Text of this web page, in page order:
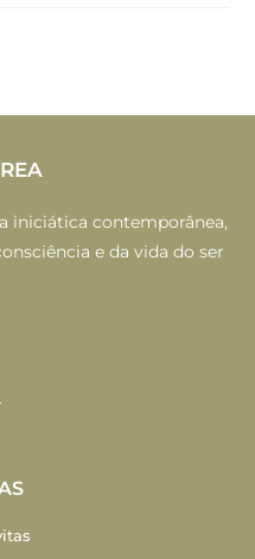
iniciática contemporânea,
e da vida do ser